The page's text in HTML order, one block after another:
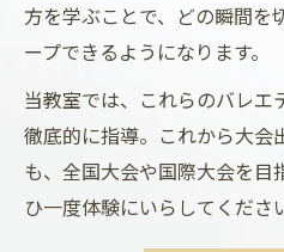
方を学ぶことで、どの瞬間を
ープできるようになります。
当教室では、これらのバレエ
徹底的に指導。これから大会
も、全国大会や国際大会を目
ひ一度体験にいらしてくださ